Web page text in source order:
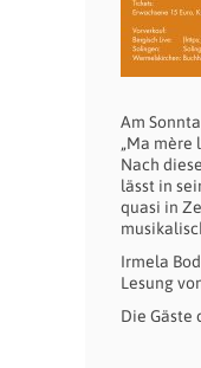
Am
„Ma mère
Nach
lässt in
quasi in
Irmela
Lesung
Die Gäste